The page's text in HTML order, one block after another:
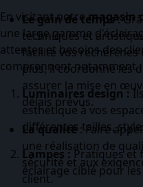
Le gain de temps:
techniques et
facilite vos recherches
plus, il coordonne les
assurer la mise en
délais prévus.
La qualité: Faire
une réalisation de
sécurité et aux
client.
En visitant notremagasin
une large gamme
attentes et besoins des
comprennent notamment :
Luminaires design :
esthétique à vos
différentes tailles,
Lampes :Pratiques et
éclairage ciblé pour